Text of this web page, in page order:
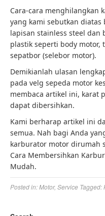
Cara-cara menghilangkan
yang kami sebutkan
lapisan stainless steel dan
plastik seperti body motor,
sepatbor (selebor motor).
Demikianlah ulasan
pada velg sepeda motor
membaca artikel ini, karat
dapat dibersihkan.
Kami berharap artikel ini
semua. Nah bagi Anda
karburator motor dirumah
Cara Membersihkan
Mudah.
Posted in:Motor, Service Tagged: